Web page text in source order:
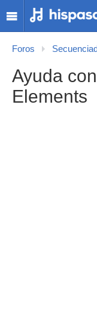
Foros
Ayuda
Elements